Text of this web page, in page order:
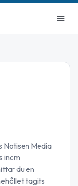
Notisen Media
inom
du en
tagits